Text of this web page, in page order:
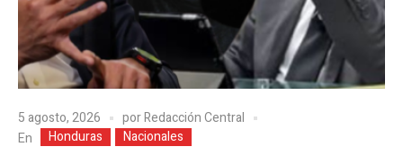
5 agosto, 2026 porRedacción Central
En
Honduras Nacionales